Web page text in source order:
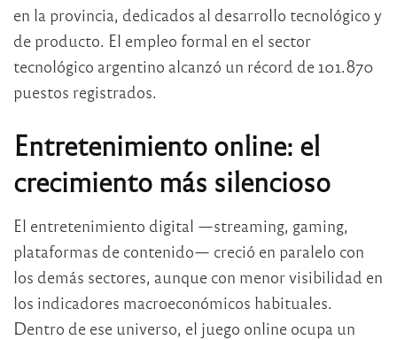
en la provincia, dedicados al desarrollo tecnológico y
de producto. El empleo formal en el sector
tecnológico argentino alcanzó un récord de 101.870
puestos registrados.
Entretenimiento online: el
crecimiento más silencioso
El entretenimiento digital —streaming, gaming,
plataformas de contenido— creció en paralelo con
los demás sectores, aunque con menor visibilidad en
los indicadores macroeconómicos habituales.
Dentro de ese universo, el juego online ocupa un